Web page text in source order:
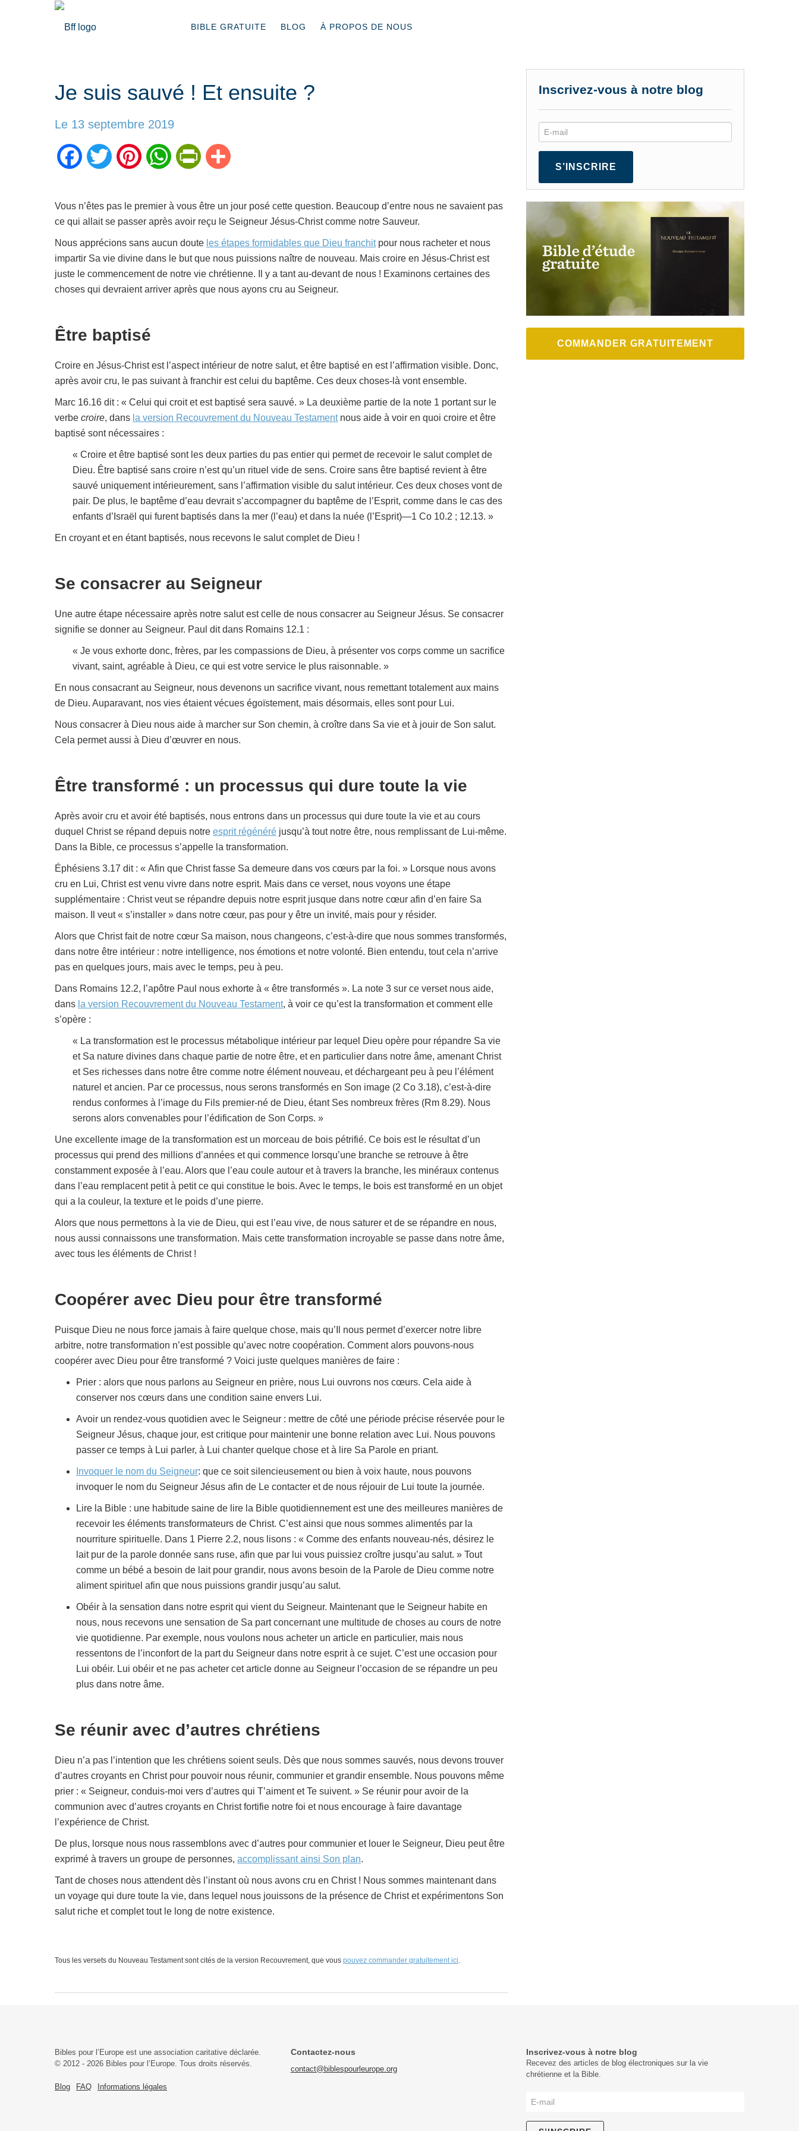
BIBLE GRATUITE BLOG À PROPOS DE NOUS
Je suis sauvé ! Et ensuite ?
Le 13 septembre 2019
FacebookTwitter PinterestWhatsAppPrintFriendly
Vous n’êtes pas le premier à vous être un jour posé cette question. Beaucoup d’entre nous ne savaient pas
ce qui allait se passer après avoir reçu le Seigneur Jésus-Christ comme notre Sauveur.
Nous apprécions sans aucun doute les étapes formidables que Dieu franchitpour nous racheter et nous
impartir Sa vie divine dans le but que nous puissions naître de nouveau. Mais croire en Jésus-Christ est
juste le commencement de notre vie chrétienne. Il y a tant au-devant de nous ! Examinons certaines des
choses qui devraient arriver après que nous ayons cru au Seigneur.
Être baptisé
Croire en Jésus-Christ est l’aspect intérieur de notre salut, et être baptisé en est l’affirmation visible. Donc,
après avoir cru, le pas suivant à franchir est celui du baptême. Ces deux choses-là vont ensemble.
Marc 16.16 dit : « Celui qui croit et est baptisé sera sauvé. » La deuxième partie de la note 1 portant sur le
verbe croire, dans la version Recouvrement du Nouveau Testamentnous aide à voir en quoi croire et être
baptisé sont nécessaires :
« Croire et être baptisé sont les deux parties du pas entier qui permet de recevoir le salut complet de
Dieu. Être baptisé sans croire n’est qu’un rituel vide de sens. Croire sans être baptisé revient à être
sauvé uniquement intérieurement, sans l’affirmation visible du salut intérieur. Ces deux choses vont de
pair. De plus, le baptême d’eau devrait s’accompagner du baptême de l’Esprit, comme dans le cas des
enfants d’Israël qui furent baptisés dans la mer (l’eau) et dans la nuée (l’Esprit)—1 Co 10.2 ; 12.13. »
En croyant et en étant baptisés, nous recevons le salut complet de Dieu !
Se consacrer au Seigneur
Une autre étape nécessaire après notre salut est celle de nous consacrer au Seigneur Jésus. Se consacrer
signifie se donner au Seigneur. Paul dit dans Romains 12.1 :
« Je vous exhorte donc, frères, par les compassions de Dieu, à présenter vos corps comme un sacrifice
vivant, saint, agréable à Dieu, ce qui est votre service le plus raisonnable. »
En nous consacrant au Seigneur, nous devenons un sacrifice vivant, nous remettant totalement aux mains
de Dieu. Auparavant, nos vies étaient vécues égoïstement, mais désormais, elles sont pour Lui.
Nous consacrer à Dieu nous aide à marcher sur Son chemin, à croître dans Sa vie et à jouir de Son salut.
Cela permet aussi à Dieu d’œuvrer en nous.
Être transformé : un processus qui dure toute la vie
Après avoir cru et avoir été baptisés, nous entrons dans un processus qui dure toute la vie et au cours
duquel Christ se répand depuis notre esprit régénéré jusqu’à tout notre être, nous remplissant de Lui-même.
Dans la Bible, ce processus s’appelle la transformation.
Éphésiens 3.17 dit : « Afin que Christ fasse Sa demeure dans vos cœurs par la foi. » Lorsque nous avons
cru en Lui, Christ est venu vivre dans notre esprit. Mais dans ce verset, nous voyons une étape
supplémentaire : Christ veut se répandre depuis notre esprit jusque dans notre cœur afin d’en faire Sa
maison. Il veut « s’installer » dans notre cœur, pas pour y être un invité, mais pour y résider.
Alors que Christ fait de notre cœur Sa maison, nous changeons, c’est-à-dire que nous sommes transformés,
dans notre être intérieur : notre intelligence, nos émotions et notre volonté. Bien entendu, tout cela n’arrive
pas en quelques jours, mais avec le temps, peu à peu.
Dans Romains 12.2, l’apôtre Paul nous exhorte à « être transformés ». La note 3 sur ce verset nous aide,
dans la version Recouvrement du Nouveau Testament, à voir ce qu’est la transformation et comment elle
s’opère :
« La transformation est le processus métabolique intérieur par lequel Dieu opère pour répandre Sa vie
et Sa nature divines dans chaque partie de notre être, et en particulier dans notre âme, amenant Christ
et Ses richesses dans notre être comme notre élément nouveau, et déchargeant peu à peu l’élément
naturel et ancien. Par ce processus, nous serons transformés en Son image (2 Co 3.18), c’est-à-dire
rendus conformes à l’image du Fils premier-né de Dieu, étant Ses nombreux frères (Rm 8.29). Nous
serons alors convenables pour l’édification de Son Corps. »
Une excellente image de la transformation est un morceau de bois pétrifié. Ce bois est le résultat d’un
processus qui prend des millions d’années et qui commence lorsqu’une branche se retrouve à être
constamment exposée à l’eau. Alors que l’eau coule autour et à travers la branche, les minéraux contenus
dans l’eau remplacent petit à petit ce qui constitue le bois. Avec le temps, le bois est transformé en un objet
qui a la couleur, la texture et le poids d’une pierre.
Alors que nous permettons à la vie de Dieu, qui est l’eau vive, de nous saturer et de se répandre en nous,
nous aussi connaissons une transformation. Mais cette transformation incroyable se passe dans notre âme,
avec tous les éléments de Christ !
Coopérer avec Dieu pour être transformé
Puisque Dieu ne nous force jamais à faire quelque chose, mais qu’Il nous permet d’exercer notre libre
arbitre, notre transformation n’est possible qu’avec notre coopération. Comment alors pouvons-nous
coopérer avec Dieu pour être transformé ? Voici juste quelques manières de faire :
Prier : alors que nous parlons au Seigneur en prière, nous Lui ouvrons nos cœurs. Cela aide à
conserver nos cœurs dans une condition saine envers Lui.
Avoir un rendez-vous quotidien avec le Seigneur : mettre de côté une période précise réservée pour le
Seigneur Jésus, chaque jour, est critique pour maintenir une bonne relation avec Lui. Nous pouvons
passer ce temps à Lui parler, à Lui chanter quelque chose et à lire Sa Parole en priant.
Invoquer le nom du Seigneur: que ce soit silencieusement ou bien à voix haute, nous pouvons
invoquer le nom du Seigneur Jésus afin de Le contacter et de nous réjouir de Lui toute la journée.
Lire la Bible : une habitude saine de lire la Bible quotidiennement est une des meilleures manières de
recevoir les éléments transformateurs de Christ. C’est ainsi que nous sommes alimentés par la
nourriture spirituelle. Dans 1 Pierre 2.2, nous lisons : « Comme des enfants nouveau-nés, désirez le
lait pur de la parole donnée sans ruse, afin que par lui vous puissiez croître jusqu’au salut. » Tout
comme un bébé a besoin de lait pour grandir, nous avons besoin de la Parole de Dieu comme notre
aliment spirituel afin que nous puissions grandir jusqu’au salut.
Obéir à la sensation dans notre esprit qui vient du Seigneur. Maintenant que le Seigneur habite en
nous, nous recevons une sensation de Sa part concernant une multitude de choses au cours de notre
vie quotidienne. Par exemple, nous voulons nous acheter un article en particulier, mais nous
ressentons de l’inconfort de la part du Seigneur dans notre esprit à ce sujet. C’est une occasion pour
Lui obéir. Lui obéir et ne pas acheter cet article donne au Seigneur l’occasion de se répandre un peu
plus dans notre âme.
Se réunir avec d’autres chrétiens
Dieu n’a pas l’intention que les chrétiens soient seuls. Dès que nous sommes sauvés, nous devons trouver
d’autres croyants en Christ pour pouvoir nous réunir, communier et grandir ensemble. Nous pouvons même
prier : « Seigneur, conduis-moi vers d’autres qui T’aiment et Te suivent. » Se réunir pour avoir de la
communion avec d’autres croyants en Christ fortifie notre foi et nous encourage à faire davantage
l’expérience de Christ.
De plus, lorsque nous nous rassemblons avec d’autres pour communier et louer le Seigneur, Dieu peut être
exprimé à travers un groupe de personnes, accomplissant ainsi Son plan.
Tant de choses nous attendent dès l’instant où nous avons cru en Christ ! Nous sommes maintenant dans
un voyage qui dure toute la vie, dans lequel nous jouissons de la présence de Christ et expérimentons Son
salut riche et complet tout le long de notre existence.
Tous les versets du Nouveau Testament sont cités de la version Recouvrement, que vous pouvez commander gratuitement ici.
Inscrivez-vous à notre blog
S’INSCRIRE
COMMANDER GRATUITEMENT
Bibles pour l’Europe est une association caritative déclarée.
© 2012 - 2026 Bibles pour l’Europe. Tous droits réservés.
Blog FAQ Informations légales
Contactez-nous
contact@biblespourleurope.org
Inscrivez-vous à notre blog
Recevez des articles de blog électroniques sur la vie
chrétienne et la Bible.